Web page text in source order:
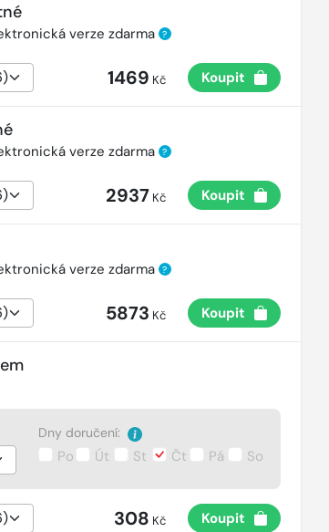
verze zdarma ?
1469 Kč Koupit
verze zdarma ?
2937 Kč Koupit
verze zdarma ?
5873 Kč Koupit
Dny doručení:
Po Út St Čt Pá So
308 Kč Koupit